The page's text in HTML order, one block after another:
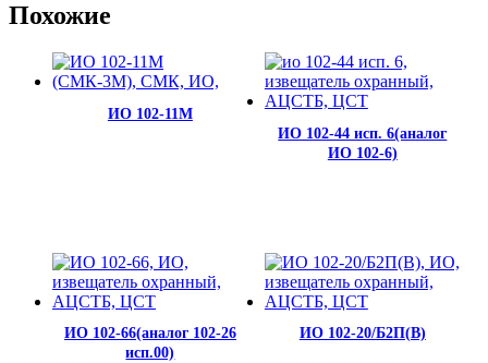
Похожие
ИО 102-11М
ИО 102-44 исп. 6(аналог
ИО 102-6)
ИО 102-66(аналог 102-26
исп.00)
ИО 102-20/Б2П(В)